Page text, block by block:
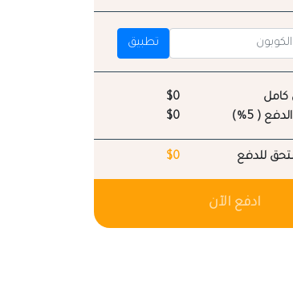
تطبيق
$0
( 5%)
$0
للدفع $0
ادفع الآن